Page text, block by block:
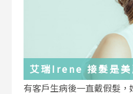
艾瑞Irene 接髮是美
有客戶生病後一直戴假髮